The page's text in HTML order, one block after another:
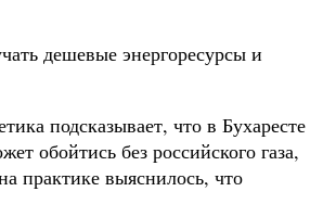
дешевые энергоресурсы и
подсказывает, что в Бухаресте
обойтись без российского газа,
практике выяснилось, что